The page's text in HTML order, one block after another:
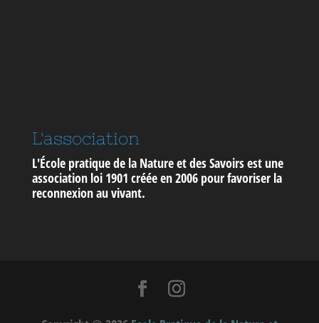
L'association
L'École pratique de la Nature et des Savoirs est une
association loi 1901 créée en 2006 pourfavoriser la
reconnexion au vivant.